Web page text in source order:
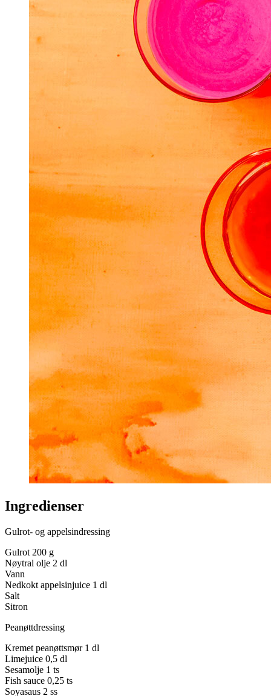
Ingredienser
Gulrot- og appelsindressing
Gulrot 200 g
Nøytral olje 2 dl
Vann
Nedkokt appelsinjuice 1 dl
Salt
Sitron
Peanøttdressing
Kremet peanøttsmør 1 dl
Limejuice 0,5 dl
Sesamolje 1 ts
Fish sauce 0,25 ts
Soyasaus 2 ss